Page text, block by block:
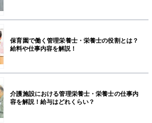
保育園で働く管理栄養士・栄養士の役割とは？
給料や仕事内容を解説！
介護施設における管理栄養士・栄養士の仕事内
容を解説！給与はどれくらい？